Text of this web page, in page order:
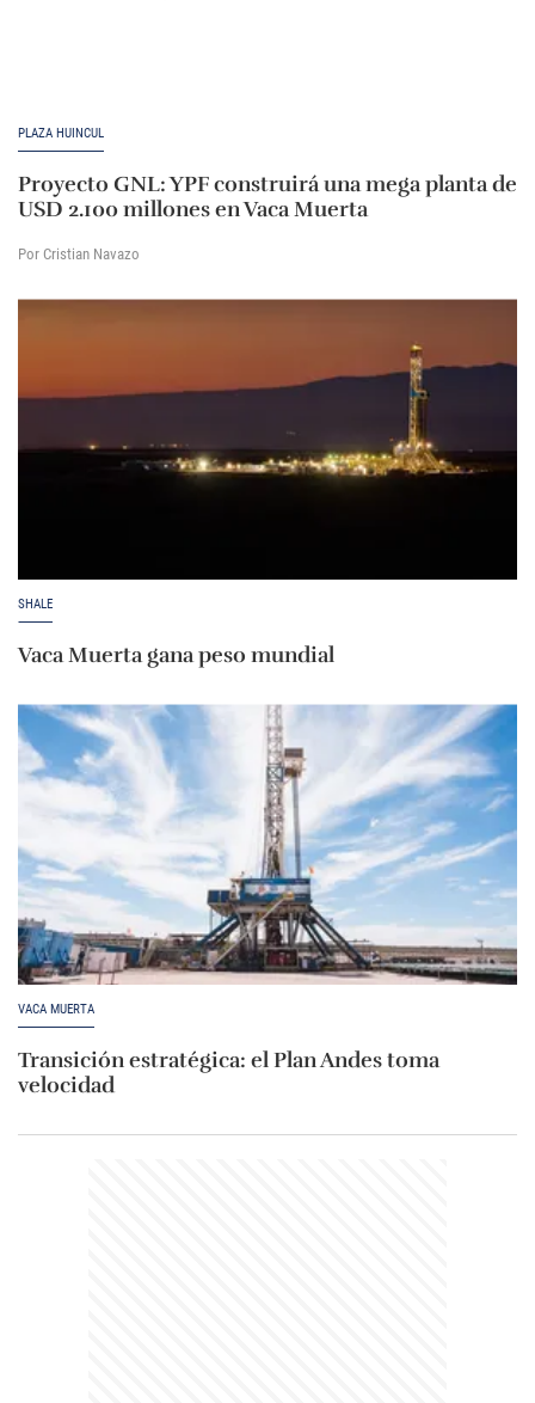
PLAZA HUINCUL
Proyecto GNL: YPF construirá una mega planta de
USD 2.100 millones en Vaca Muerta
Por Cristian Navazo
SHALE
Vaca Muerta gana peso mundial
VACA MUERTA
Transición estratégica: el Plan Andes toma
velocidad